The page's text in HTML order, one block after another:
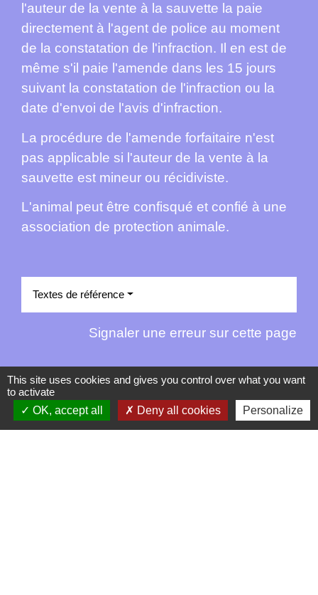
l'auteur de la vente à la sauvette la paie
directement à l'agent de police au moment
de la constatation de l'infraction. Il en est de
même s'il paie l'amende dans les 15 jours
suivant la constatation de l'infraction ou la
date d'envoi de l'avis d'infraction.
La procédure de l'amende forfaitaire n'est
pas applicable si l'auteur de la vente à la
sauvette est mineur ou récidiviste.
L'animal peut être confisqué et confié à une
association de protection animale.
Textes de référence
Signaler une erreur sur cette page
Contacts
This site uses cookies and gives you control over what you want
to activate
OK, accept all
Deny all cookies Personalize